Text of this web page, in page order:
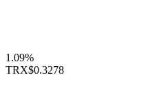
1.09%
TRX$0.3278